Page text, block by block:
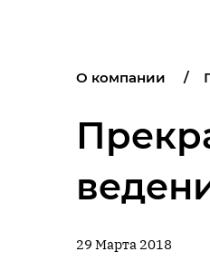
О компании
29 Марта 2018